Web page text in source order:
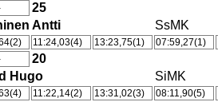
25
Antti SsMK
11:24,03(4) 13:23,75(1) 07:59,27(1)
20
Hugo SiMK
11:22,14(2) 13:31,02(3) 08:11,90(5)